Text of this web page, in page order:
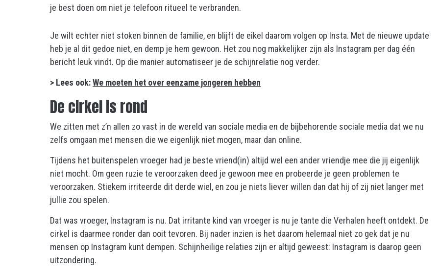
je best doen om niet je telefoon ritueel te verbranden.
Je wilt echter niet stoken binnen de familie, en blijft de eikel daarom volgen op Insta. Met de nieuwe update
heb je al dit gedoe niet, en demp je hem gewoon. Het zou nog makkelijker zijn als Instagram per dag één
bericht leuk vindt. Op die manier automatiseer je de schijnrelatie nog verder.
> Lees ook:We moeten het over eenzame jongeren hebben
De cirkel is rond
We zitten met z’n allen zo vast in de wereld van sociale media en de bijbehorende sociale media dat we nu
zelfs omgaan met mensen die we eigenlijk niet mogen, maar dan online.
Tijdens het buitenspelen vroeger had je beste vriend(in) altijd wel een ander vriendje mee die jij eigenlijk
niet mocht. Om geen ruzie te veroorzaken deed je gewoon mee en probeerde je geen problemen te
veroorzaken. Stiekem irriteerde dit derde wiel, en zou je niets liever willen dan dat hij of zij niet langer met
jullie zou spelen.
Dat was vroeger, Instagram is nu. Dat irritante kind van vroeger is nu je tante die Verhalen heeft ontdekt. De
cirkel is daarmee ronder dan ooit tevoren. Bij nader inzien is het daarom helemaal niet zo gek dat je nu
mensen op Instagram kunt dempen. Schijnheilige relaties zijn er altijd geweest: Instagram is daarop geen
uitzondering.